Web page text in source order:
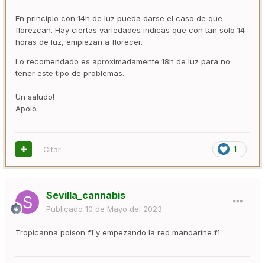
En principio con 14h de luz pueda darse el caso de que
florezcan. Hay ciertas variedades indicas que con tan solo 14
horas de luz, empiezan a florecer.
Lo recomendado es aproximadamente 18h de luz para no
tener este tipo de problemas.
Un saludo!
Apolo
1
Citar
Sevilla_cannabis
Publicado 10 de Mayo del 2023
Tropicanna poison f1 y empezando la red mandarine f1